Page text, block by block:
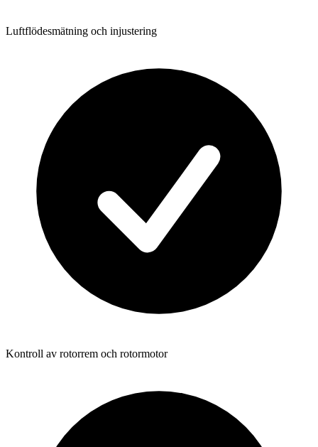
Luftflödesmätning och injustering
Kontroll av rotorrem och rotormotor